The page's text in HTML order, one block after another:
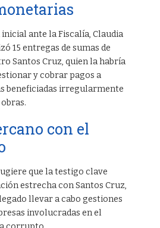
ante la Fiscalía, Claudia
15 entregas de sumas de
Santos Cruz, quien la habría
y cobrar pagos a
beneficiadas irregularmente
con el
que la testigo clave
estrecha con Santos Cruz,
llevar a cabo gestiones
involucradas en el